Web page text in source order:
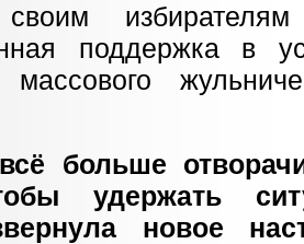
своим
поддержка в
больше
удержать
новое